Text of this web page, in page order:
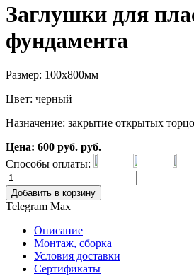
Заглушки для
фундамента
Размер: 100х800мм
Цвет: черный
Назначение: закрытие открытых
Цена: 600 руб. руб.
Способы оплаты:
Добавить в корзину
Telegram Max
Описание
Монтаж, сборка
Условия доставки
Сертификаты